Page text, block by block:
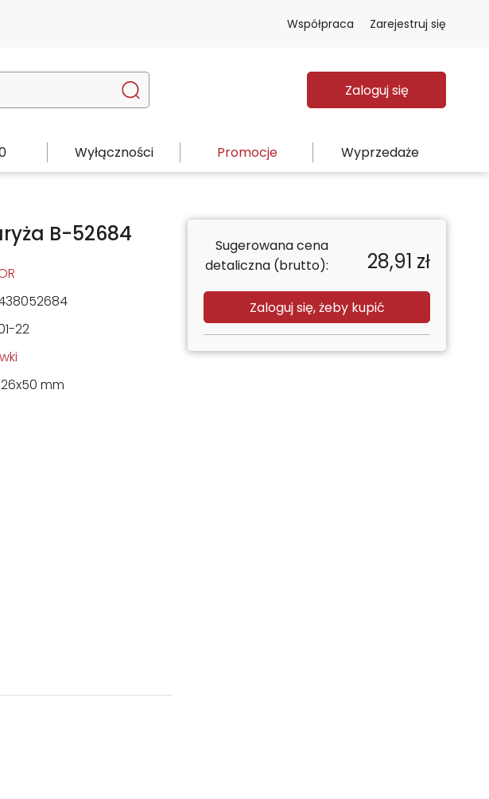
Współpraca Zarejestruj się
Zaloguj się
Wyłączności Promocje Wyprzedaże
B-52684
22
mm
Sugerowana cena
detaliczna (brutto):
28,91 zł
Zaloguj się, żeby kupić